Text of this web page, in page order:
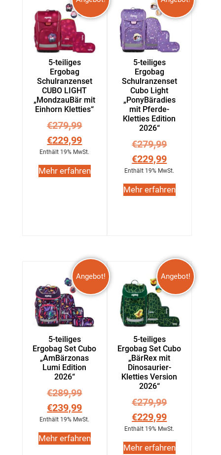
5-teiliges
Ergobag
Schulranzenset
CUBO LIGHT
„MondzauBär mit
Einhorn Kletties“
€279,99
€229,99
Enthält 19% MwSt.
Mehr erfahren
5-teiliges
Ergobag
Schulranzenset
Cubo Light
„PonyBäradies
mit Pferde-
Kletties Edition
2026“
€279,99
€229,99
Enthält 19% MwSt.
Mehr erfahren
Angebot!
5-teiliges
Ergobag Set Cubo
„AmBärzonas
Lumi Edition
2026“
€289,99
€239,99
Enthält 19% MwSt.
Mehr erfahren
Angebot!
5-teiliges
Ergobag Set Cubo
„BärRex mit
Dinosaurier-
Kletties Version
2026“
€279,99
€229,99
Enthält 19% MwSt.
Mehr erfahren